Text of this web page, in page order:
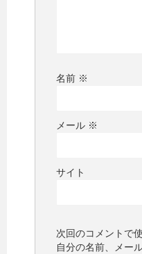
名前 ※
メール ※
サイト
次回のコメントで
自分の名前、メー